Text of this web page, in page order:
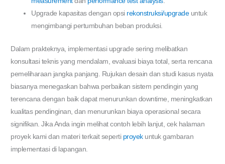
Upgrade kapasitas dengan opsi rekonstruksi/upgradeuntuk
mengimbangi pertumbuhan beban produksi.
Dalam prakteknya, implementasi upgrade sering melibatkan
konsultasi teknis yang mendalam, evaluasi biaya total, serta rencana
pemeliharaan jangka panjang. Rujukan desain dan studi kasus nyata
biasanya menegaskan bahwa perbaikan sistem pendingin yang
terencana dengan baik dapat menurunkan downtime, meningkatkan
kualitas pendinginan, dan menurunkan biaya operasional secara
signifikan. Jika Anda ingin melihat contoh lebih lanjut, cek halaman
proyek kami dan materi terkait seperti proyekuntuk gambaran
implementasi di lapangan.